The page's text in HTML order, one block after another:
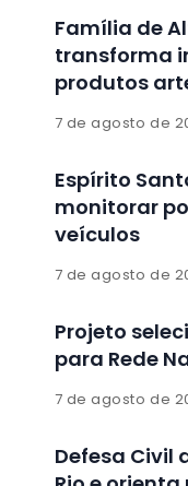
Família de
transforma
produtos
7 de agosto de
Espírito
monitorar
veículos
7 de agosto de
Projeto
para Rede
7 de agosto de
Defesa Civil